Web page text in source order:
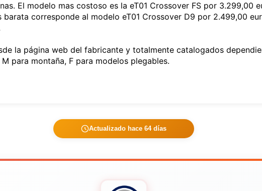
El modelo mas costoso es la eT01 Crossover FS por 3.299,00
corresponde al modelo eT01 Crossover D9 por 2.499,00
la página web del fabricante y totalmente catalogados
para montaña, F para modelos plegables.
Actualizado hace 64 días